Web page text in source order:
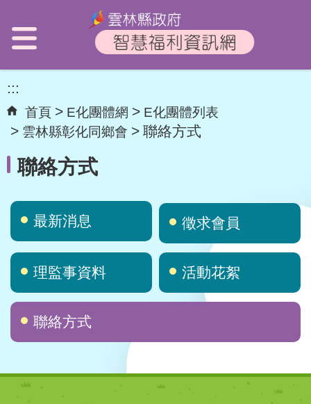
:::
首頁 E化團體網
E化團體列表
雲林縣彰化同鄉會
聯絡方式
聯絡方式
最新消息 徵求會員
理監事資料 活動花絮
聯絡方式